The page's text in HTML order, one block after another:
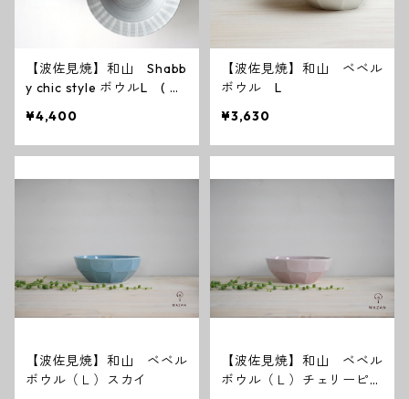
【波佐見焼】和山 Shabb
y chic style ボウルL ( ダ
ー ）
¥4,400
【波佐見焼】和山 ベベル
ボウル L
¥3,630
【波佐見焼】和山 ベベル
ボウル（Ｌ）スカイ
【波佐見焼】和山 ベベル
ボウル（Ｌ）チェリーピン